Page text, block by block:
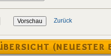
Zurück
(NEUESTER